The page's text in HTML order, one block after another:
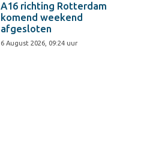
A16 richting Rotterdam
komend weekend
afgesloten
6 August 2026, 09:24 uur